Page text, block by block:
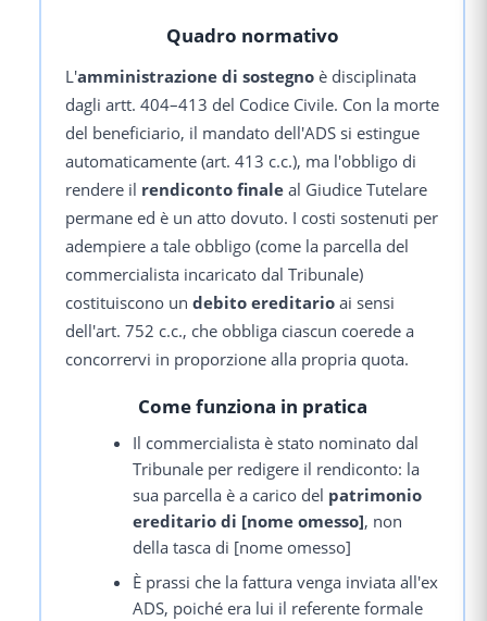
Quadro normativo
L'amministrazione di sostegno è disciplinata
dagli artt. 404–413 del Codice Civile. Con la morte
del beneficiario, il mandato dell'ADS si estingue
automaticamente (art. 413 c.c.), ma l'obbligo di
rendere il rendiconto finale al Giudice Tutelare
permane ed è un atto dovuto. I costi sostenuti per
adempiere a tale obbligo (come la parcella del
commercialista incaricato dal Tribunale)
costituiscono un debito ereditario ai sensi
dell'art. 752 c.c., che obbliga ciascun coerede a
concorrervi in proporzione alla propria quota.
Come funziona in pratica
Il commercialista è stato nominato dal
Tribunale per redigere il rendiconto: la
sua parcella è a carico del patrimonio
ereditario di [nome omesso], non
della tasca di [nome omesso]
È prassi che la fattura venga inviata all'ex
ADS, poiché era lui il referente formale